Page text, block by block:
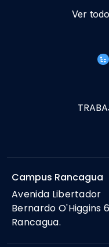
Ver
Campus Rancagua
Avenida Libertador
Bernardo O'Higgins
Rancagua.